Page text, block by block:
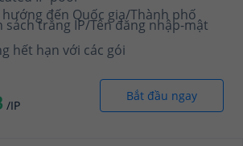
đến Quốc gia/Thành phố
sách trắng IP/Tên đăng nhập-mật
hết hạn với các gói
/IP
Bắt đầu ngay